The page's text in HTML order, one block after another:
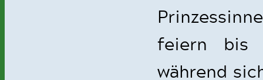
feiern bis
während